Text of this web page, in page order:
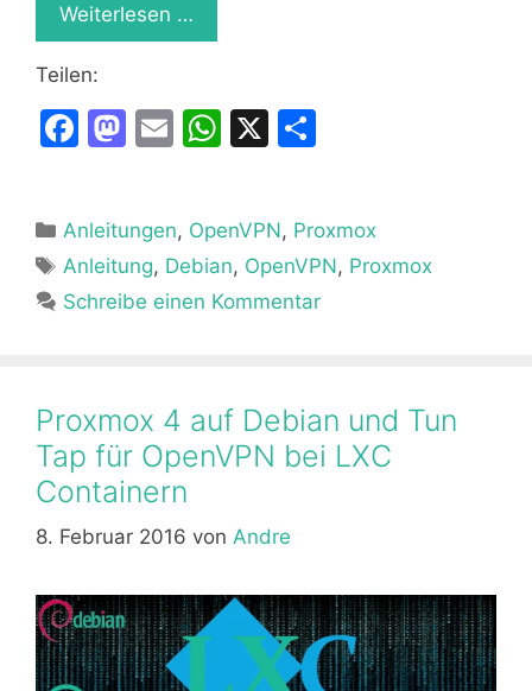
Weiterlesen …
Teilen:
F
e
b
o
M
o
d
o
E
l
W
s
A
p
X
n
Kategorien
Anleitungen, OpenVPN, Proxmox
Schlagwörter
Anleitung, Debian, OpenVPN, Proxmox
Schreibe einen Kommentar
Proxmox 4 auf Debian und Tun
Tap für OpenVPN bei LXC
Containern
8. Februar 2016 von Andre